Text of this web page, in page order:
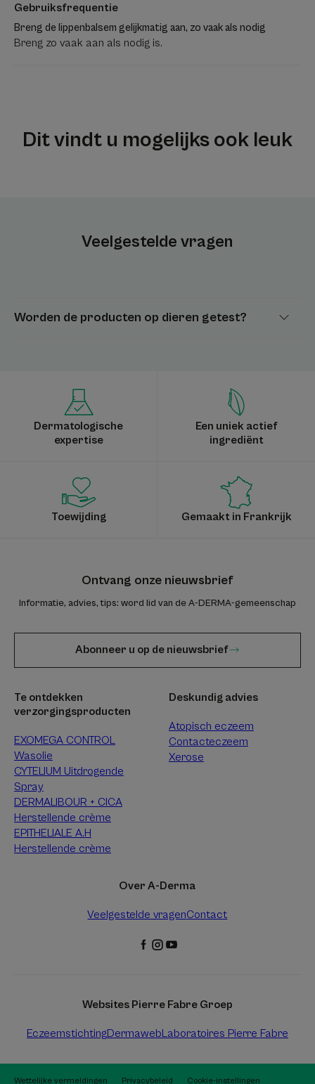
Gebruiksfrequentie
Breng de lippenbalsem gelijkmatig aan, zo vaak als nodig
Breng zo vaak aan als nodig is.
Dit vindt u mogelijks ook leuk
Veelgestelde vragen
Worden de producten op dieren getest?
Dermatologische
expertise
Een uniek actief
ingrediënt
Toewijding Gemaakt in Frankrijk
Ontvang onze nieuwsbrief
Informatie, advies, tips: word lid van de A-DERMA-gemeenschap
Abonneer u op de nieuwsbrief
Te ontdekken
verzorgingsproducten
EXOMEGA CONTROL
Wasolie
CYTELIUM Uitdrogende
Spray
DERMALIBOUR + CICA
Herstellende crème
EPITHELIALE A.H
Herstellende crème
Deskundig advies
Atopisch eczeem
Contacteczeem
Xerose
Over A-Derma
Veelgestelde vragenContact
Websites Pierre Fabre Groep
EczeemstichtingDermawebLaboratoires Pierre Fabre
Wettelijke vermeldingen Privacybeleid Cookie-instellingen